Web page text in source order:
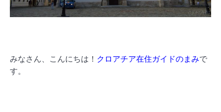
みなさん、こんにちは！ クロアチア在住ガイドのまみで
す。